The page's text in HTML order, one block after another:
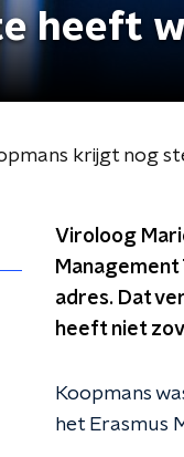
heeft
krijgt nog
Viroloog
adres. Dat
heeft niet
Koopmans
het Erasmus